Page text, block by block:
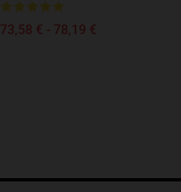
73,58 € - 78,19 €